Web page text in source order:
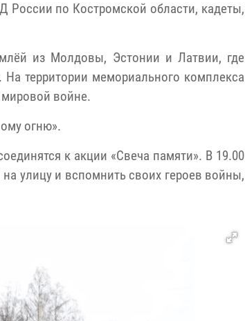
России по Костромской области, кадеты,
из Молдовы, Эстонии и Латвии, где
территории мемориального комплекса
войне.
огню».
к акции «Свеча памяти». В 19.00
улицу и вспомнить своих героев войны,